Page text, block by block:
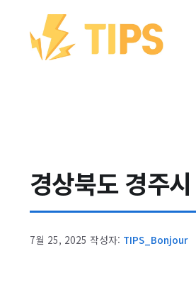
건너뛰기
경상북도 경주
7월 25, 2025 작성자: TIPS_Bonjour